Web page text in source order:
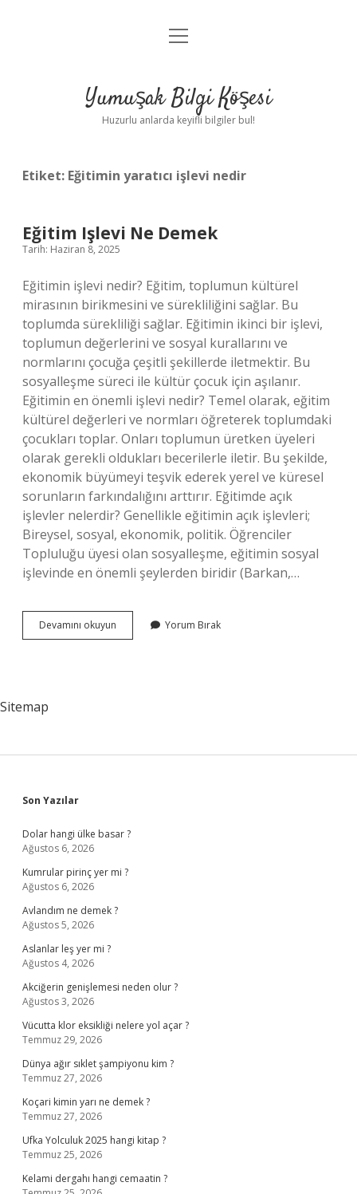
Anasayfa
Yasal Uyarı
menüyü
Yumuşak Bilgi Köşesi
Huzurlu anlarda keyifli bilgiler bul!
Etiket: Eğitimin yaratıcı işlevi nedir
Eğitim Işlevi Ne Demek
Tarih: Haziran 8, 2025
Eğitimin işlevi nedir? Eğitim, toplumun kültürel
mirasının birikmesini ve sürekliliğini sağlar. Bu
toplumda sürekliliği sağlar. Eğitimin ikinci bir işlevi,
toplumun değerlerini ve sosyal kurallarını ve
normlarını çocuğa çeşitli şekillerde iletmektir. Bu
sosyalleşme süreci ile kültür çocuk için aşılanır.
Eğitimin en önemli işlevi nedir? Temel olarak, eğitim
kültürel değerleri ve normları öğreterek toplumdaki
çocukları toplar. Onları toplumun üretken üyeleri
olarak gerekli oldukları becerilerle iletir. Bu şekilde,
ekonomik büyümeyi teşvik ederek yerel ve küresel
sorunların farkındalığını arttırır. Eğitimde açık
işlevler nelerdir? Genellikle eğitimin açık işlevleri;
Bireysel, sosyal, ekonomik, politik. Öğrenciler
Topluluğu üyesi olan sosyalleşme, eğitimin sosyal
işlevinde en önemli şeylerden biridir (Barkan,…
Devamını okuyun
Işlevi
Yorum Bırak
Sitemap
Sidebar
Son Yazılar
Dolar hangi ülke basar ?
Ağustos 6, 2026
Kumrular pirinç yer mi ?
Ağustos 6, 2026
Avlandım ne demek ?
Ağustos 5, 2026
Aslanlar leş yer mi ?
Ağustos 4, 2026
Akciğerin genişlemesi neden olur ?
Ağustos 3, 2026
Vücutta klor eksikliği nelere yol açar ?
Temmuz 29, 2026
Dünya ağır sıklet şampiyonu kim ?
Temmuz 27, 2026
Koçari kimin yarı ne demek ?
Temmuz 27, 2026
Ufka Yolculuk 2025 hangi kitap ?
Temmuz 25, 2026
Kelami dergahı hangi cemaatin ?